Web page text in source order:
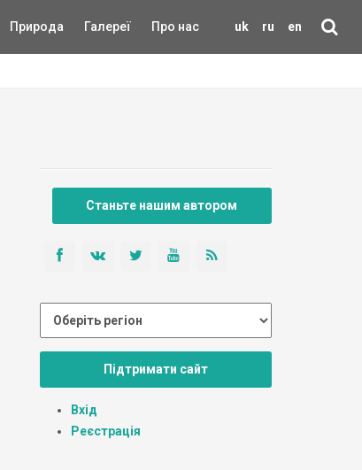
uk ru en
Природа Галереї Про нас
Станьте нашим автором
Підтримати сайт
Вхід
Реєстрація